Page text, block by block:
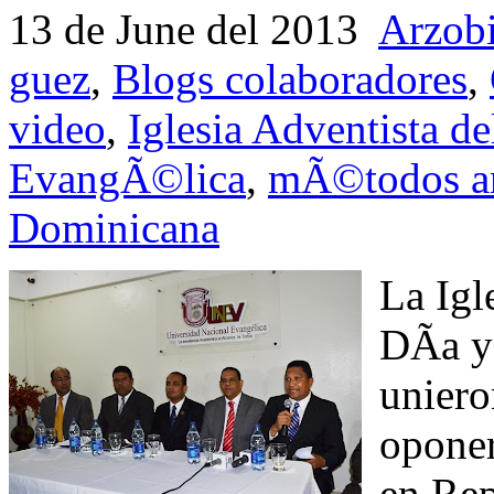
13 de June del 2013
guez, Blogs colaboradores,
video, Iglesia Adventista
EvangÃ©lica, mÃ©todos
Dominicana
La
DÃ­a